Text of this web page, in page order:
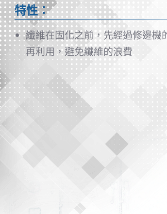
特性：
纖維在固化之前，先經過修邊
再利用，避免纖維的浪費